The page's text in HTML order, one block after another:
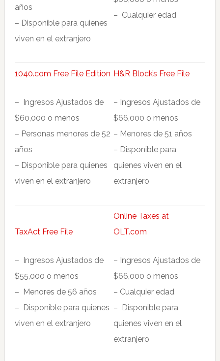
años
– Disponible para quienes
viven en el extranjero
– Cualquier edad
1040.com Free File Edition
– Ingresos Ajustados de
$60,000 o menos
– Personas menores de 52
años
– Disponible para quienes
viven en el extranjero
H&R Block’s Free File
– Ingresos Ajustados de
$66,000 o menos
– Menores de 51 años
– Disponible para
quienes viven en el
extranjero
TaxAct Free File
– Ingresos Ajustados de
$55,000 o menos
– Menores de 56 años
– Disponible para quienes
viven en el extranjero
Online Taxes at
OLT.com
– Ingresos Ajustados de
$66,000 o menos
– Cualquier edad
– Disponible para
quienes viven en el
extranjero